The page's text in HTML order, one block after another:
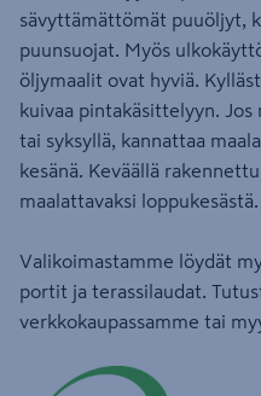
sävyttämättömät puuöljyt,
puunsuojat. Myös
öljymaalit ovat hyviä.
kuivaa pintakäsittelyyn. Jos
tai syksyllä, kannattaa
kesänä. Keväällä
maalattavaksi loppukesästä.
Valikoimastamme löydät
portit ja terassilaudat.
verkkokaupassamme tai